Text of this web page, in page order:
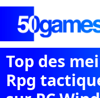
Top des
Rpg